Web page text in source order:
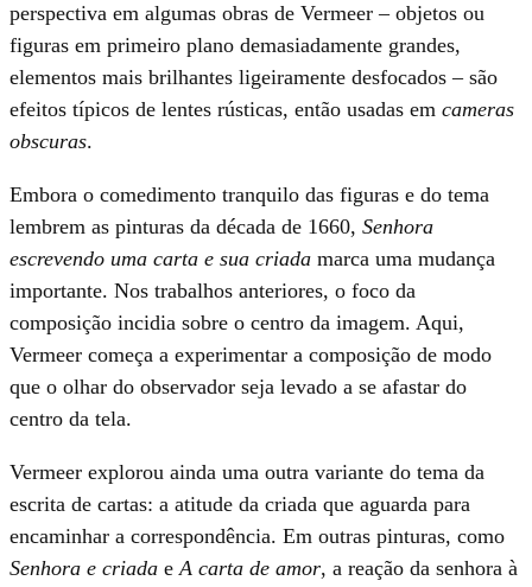
perspectiva em algumas obras de Vermeer – objetos ou
figuras em primeiro plano demasiadamente grandes,
elementos mais brilhantes ligeiramente desfocados – são
efeitos típicos de lentes rústicas, então usadas em cameras
obscuras.
Embora o comedimento tranquilo das figuras e do tema
lembrem as pinturas da década de 1660, Senhora
escrevendo uma carta e sua criada marca uma mudança
importante. Nos trabalhos anteriores, o foco da
composição incidia sobre o centro da imagem. Aqui,
Vermeer começa a experimentar a composição de modo
que o olhar do observador seja levado a se afastar do
centro da tela.
Vermeer explorou ainda uma outra variante do tema da
escrita de cartas: a atitude da criada que aguarda para
encaminhar a correspondência. Em outras pinturas, como
Senhora e criada eA carta de amor, a reação da senhora à